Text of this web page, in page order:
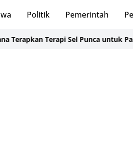
Politik Pemerintah
Terapi Sel Punca untuk Pasien